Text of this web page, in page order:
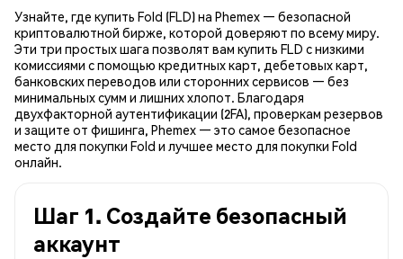
Узнайте, где купить Fold (FLD) на Phemex — безопасной
криптовалютной бирже, которой доверяют по всему миру.
Эти три простых шага позволят вам купить FLD с низкими
комиссиями с помощью кредитных карт, дебетовых карт,
банковских переводов или сторонних сервисов — без
минимальных сумм и лишних хлопот. Благодаря
двухфакторной аутентификации (2FA), проверкам резервов
и защите от фишинга, Phemex — это самое безопасное
место для покупки Fold и лучшее место для покупки Fold
онлайн.
Шаг 1. Создайте безопасный
аккаунт